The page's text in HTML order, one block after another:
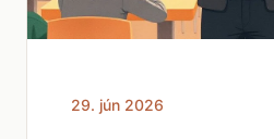
29. jún 2026